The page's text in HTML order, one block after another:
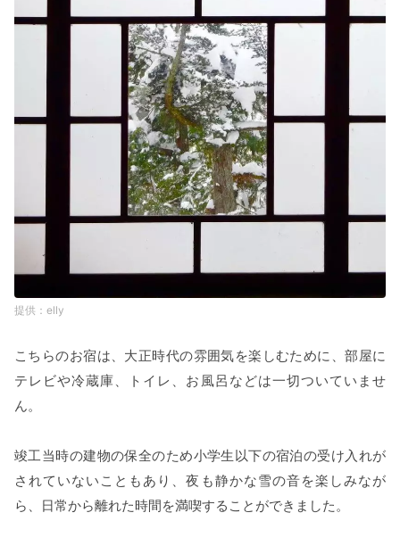
elly
こちらのお宿は、大正時代の雰囲気を楽しむために、部屋に
テレビや冷蔵庫、トイレ、お風呂などは一切ついていませ
ん。
竣工当時の建物の保全のため小学生以下の宿泊の受け入れが
されていないこともあり、夜も静かな雪の音を楽しみなが
ら、日常から離れた時間を満喫することができました。